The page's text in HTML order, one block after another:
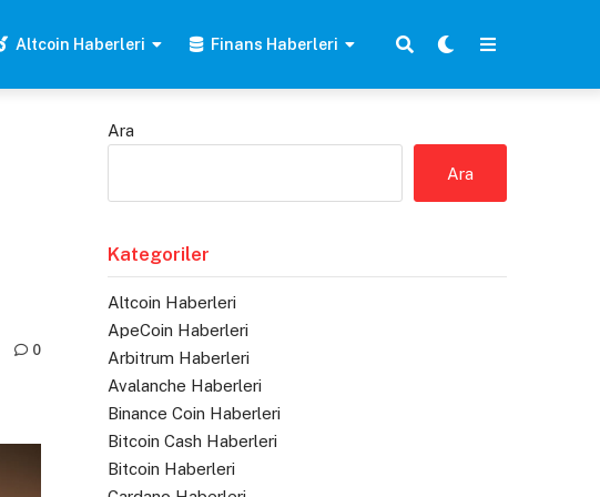
Altcoin Haberleri Finans Haberleri
0
Ara
Ara
Kategoriler
Altcoin Haberleri
ApeCoin Haberleri
Arbitrum Haberleri
Avalanche Haberleri
Binance Coin Haberleri
Bitcoin Cash Haberleri
Bitcoin Haberleri